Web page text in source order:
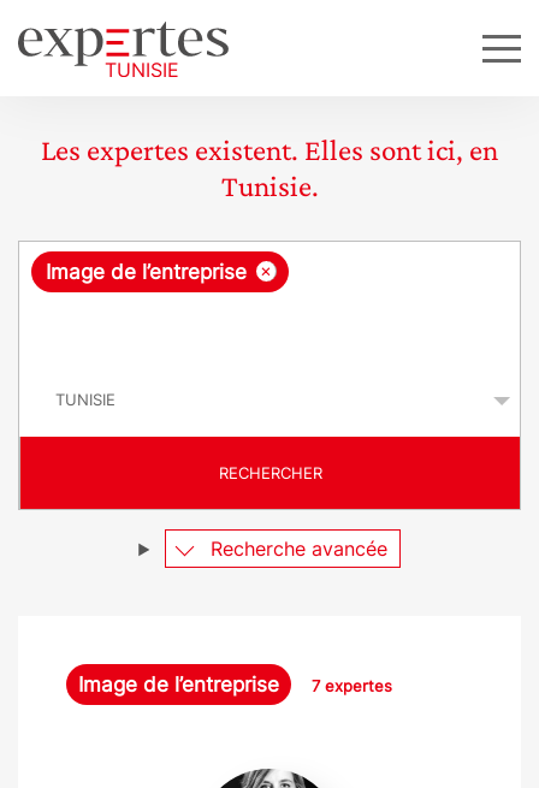
Les expertes existent. Elles sont ici, en
Tunisie.
R
ê
e
×
Image de l’entreprise
RECHERCHER
Recherche avancée
Image de l’entreprise 7 expertes
Karine